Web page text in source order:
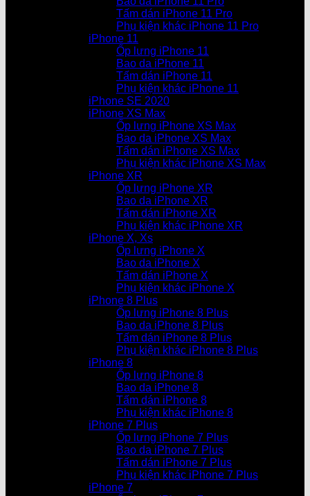
Tấm dán iPhone 11 Pro
Phụ kiện khác iPhone 11 Pro
iPhone 11
Ốp lưng iPhone 11
Bao da iPhone 11
Tấm dán iPhone 11
Phụ kiện khác iPhone 11
iPhone SE 2020
iPhone XS Max
Ốp lưng iPhone XS Max
Bao da iPhone XS Max
Tấm dán iPhone XS Max
Phụ kiện khác iPhone XS Max
iPhone XR
Ốp lưng iPhone XR
Bao da iPhone XR
Tấm dán iPhone XR
Phụ kiện khác iPhone XR
iPhone X, Xs
Ốp lưng iPhone X
Bao da iPhone X
Tấm dán iPhone X
Phụ kiện khác iPhone X
iPhone 8 Plus
Ốp lưng iPhone 8 Plus
Bao da iPhone 8 Plus
Tấm dán iPhone 8 Plus
Phụ kiện khác iPhone 8 Plus
iPhone 8
Ốp lưng iPhone 8
Bao da iPhone 8
Tấm dán iPhone 8
Phụ kiện khác iPhone 8
iPhone 7 Plus
Ốp lưng iPhone 7 Plus
Bao da iPhone 7 Plus
Tấm dán iPhone 7 Plus
Phụ kiện khác iPhone 7 Plus
iPhone 7